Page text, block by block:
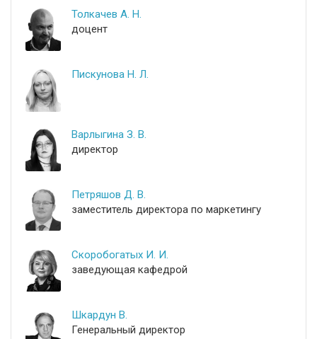
Толкачев А. Н.
доцент
Пискунова Н. Л.
Варлыгина З. В.
директор
Петряшов Д. В.
заместитель директора по маркетингу
Скоробогатых И. И.
заведующая кафедрой
Шкардун В.
Генеральный директор